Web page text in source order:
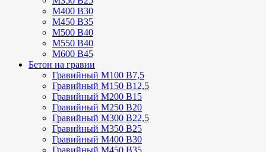
М400 В30
М450 В35
М500 В40
М550 В40
М600 В45
Бетон на гравии
Гравийный М100 В7,5
Гравийный М150 В12,5
Гравийный М200 В15
Гравийный М250 В20
Гравийный М300 В22,5
Гравийный М350 В25
Гравийный М400 В30
Гравийный М450 В35